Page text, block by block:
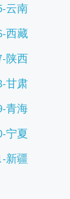
云南
西藏
陕西
甘肃
青海
宁夏
新疆